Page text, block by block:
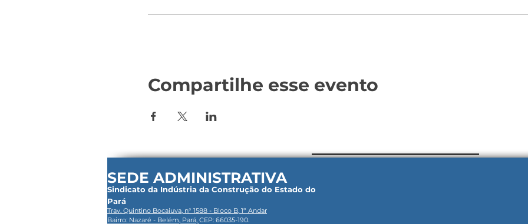
Compartilhe esse evento
SEDE ADMINISTRATIVA
Sindicato da Indústria da Construção do Estado do
Pará
Trav. Quintino Bocaiuva, n° 1588 - Bloco B, 1º Andar
Bairro: Nazaré - Belém, Pará, CEP: 66035-190.